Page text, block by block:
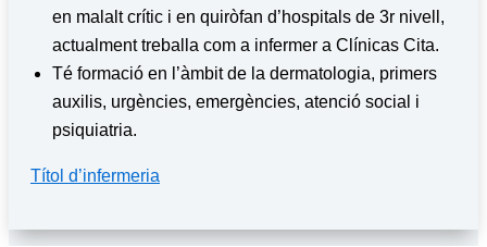
en malalt crític i en quiròfan d’hospitals de 3r nivell,
actualment treballa com a infermer a Clínicas Cita.
Té formació en l’àmbit de la dermatologia, primers
auxilis, urgències, emergències, atenció social i
psiquiatria.
Títol d’infermeria